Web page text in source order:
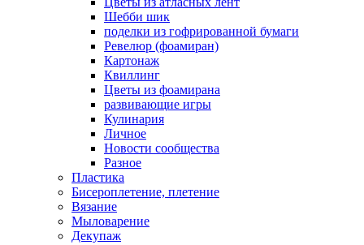
Шебби шик
поделки из гофрированной бумаги
Ревелюр (фоамиран)
Картонаж
Квиллинг
Цветы из фоамирана
развивающие игры
Кулинария
Личное
Новости сообщества
Разное
Пластика
Бисероплетение, плетение
Вязание
Мыловарение
Декупаж